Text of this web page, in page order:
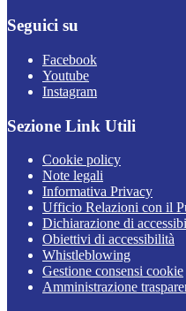
Seguici su
Facebook
Youtube
Instagram
Sezione Link Utili
Cookie policy
Note legali
Informativa Privacy
Ufficio Relazioni con il
Dichiarazione di
Obiettivi di accessibilità
Whistleblowing
Gestione consensi cookie
Amministrazione